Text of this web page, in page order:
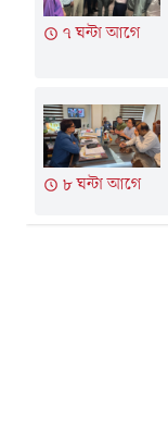
৭ ঘন্টা আগে
৮ ঘন্টা আগে